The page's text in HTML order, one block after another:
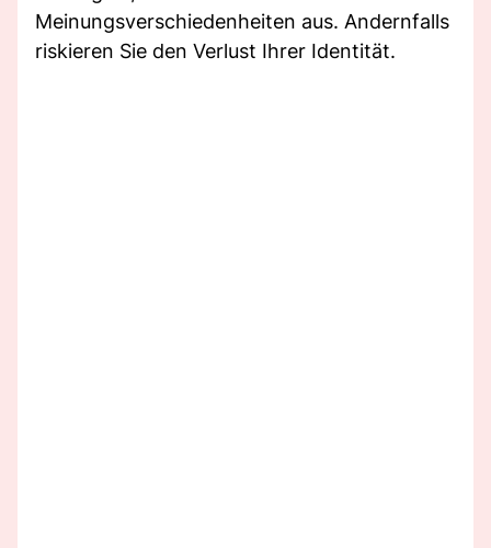
Meinungsverschiedenheiten aus. Andernfalls
riskieren Sie den Verlust Ihrer Identität.